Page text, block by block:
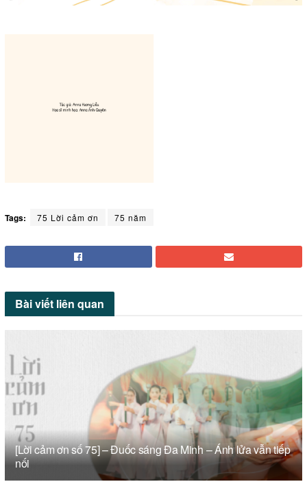
Tags: 75 Lời cảm ơn 75 năm
Bài viết liên quan
[Lời cảm ơn số 75] – Đuốc sáng Đa Minh – Ánh lửa vẫn tiếp
nối